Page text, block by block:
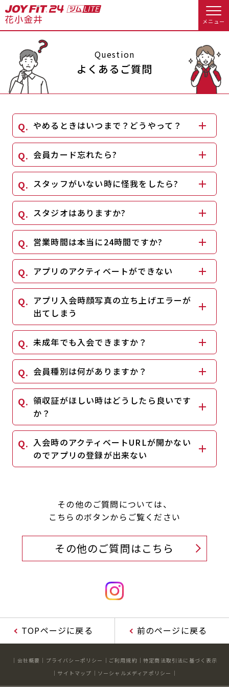
メニュー
店舗トップ
会員様へのお知らせ 休会お手続き
オプション料金
店舗情報・サービス よくあるご質問
店舗へのお問い合わせ
入会するトップ
Appで入会手続き料金・サービス等詳しく見る
入会を悩まれている方へトップ
キャンペーン 料金のご案内
アクセス 店舗情報・サービス
見学・体験
よくあるご質問
JOYFIT総合トップ JOYFIT
JOYFIT24 JOYFIT YOGA
JOYFIT+
Question
よくあるご質問
やめるときはいつまで？どうやって？
会員カード忘れたら?
スタッフがいない時に怪我をしたら?
スタジオはありますか?
営業時間は本当に24時間ですか?
アプリのアクティベートができない
アプリ入会時顔写真の立ち上げエラーが
出てしまう
未成年でも入会できますか？
会員種別は何がありますか？
領収証がほしい時はどうしたら良いです
か？
入会時のアクティベートURLが開かない
のでアプリの登録が出来ない
その他のご質問については、
こちらのボタンからご覧ください
その他のご質問はこちら
TOPページに戻る 前のページに戻る
会社概要 プライバシーポリシー ご利用規約
特定商法取引法に基づく表示
サイトマップ
ソーシャルメディアポリシー